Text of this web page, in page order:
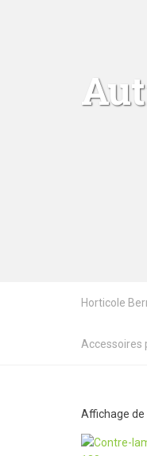
Horticole
Accessoires
Affichage